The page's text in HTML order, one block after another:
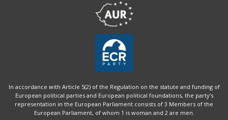
In accordance with Article 5(2) of the Regulation on the statute and funding of
European political parties and European political foundations, the party’s
representation in the European Parliament consists of 3 Members of the
European Parliament, of whom 1 is woman and 2 are men.